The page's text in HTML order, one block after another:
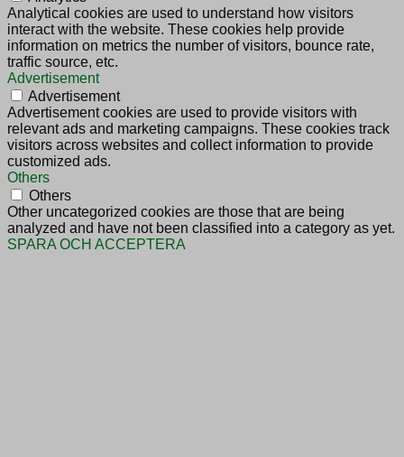
Analytical cookies are used to understand how visitors
interact with the website. These cookies help provide
information on metrics the number of visitors, bounce rate,
traffic source, etc.
Advertisement
Advertisement
Advertisement cookies are used to provide visitors with
relevant ads and marketing campaigns. These cookies track
visitors across websites and collect information to provide
customized ads.
Others
Others
Other uncategorized cookies are those that are being
analyzed and have not been classified into a category as yet.
SPARA OCH ACCEPTERA